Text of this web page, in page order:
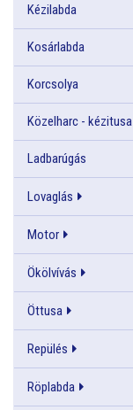
Kézilabda
Kosárlabda
Korcsolya
Közelharc - kézitusa
Ladbarúgás
Lovaglás
Motor
Ökölvívás
Öttusa
Repülés
Röplabda